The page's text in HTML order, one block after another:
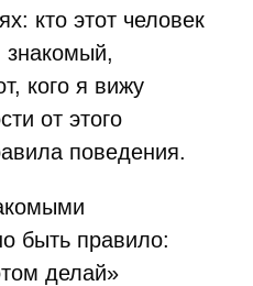
кто этот человек
кого я вижу
от этого
поведения.
быть правило:
делай»